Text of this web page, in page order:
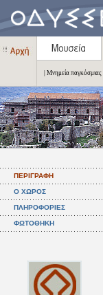
| Μνημεία
ΠΕΡΙΓΡΑΦΗ
Ο ΧΩΡΟΣ
ΠΛΗΡΟΦΟΡΙΕΣ
ΦΩΤΟΘΗΚΗ